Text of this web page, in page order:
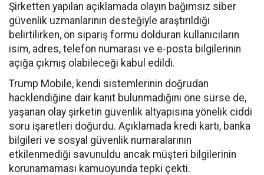
Şirketten yapılan açıklamada olayın bağımsız siber
güvenlik uzmanlarının desteğiyle araştırıldığı
belirtilirken, ön sipariş formu dolduran kullanıcıların
isim, adres, telefon numarası ve e-posta bilgilerinin
açığa çıkmış olabileceği kabul edildi.
Trump Mobile, kendi sistemlerinin doğrudan
hacklendiğine dair kanıt bulunmadığını öne sürse de,
yaşanan olay şirketin güvenlik altyapısına yönelik ciddi
soru işaretleri doğurdu. Açıklamada kredi kartı, banka
bilgileri ve sosyal güvenlik numaralarının
etkilenmediği savunuldu ancak müşteri bilgilerinin
korunamaması kamuoyunda tepki çekti.